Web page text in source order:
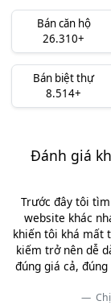
Bán căn hộ
26.310+
Bán biệt thự
8.514+
Đánh giá
Trước đây tôi
website khác
khiến tôi khá mất
kiếm trở nên dễ
đúng giá cả,